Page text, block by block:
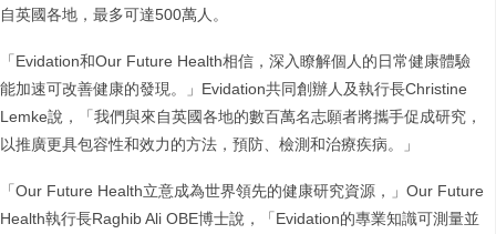
自英國各地，最多可達500萬人。
「Evidation和Our Future Health相信，深入瞭解個人的日常健康體驗
能加速可改善健康的發現。」Evidation共同創辦人及執行長Christine
Lemke說，「我們與來自英國各地的數百萬名志願者將攜手促成研究，
以推廣更具包容性和效力的方法，預防、檢測和治療疾病。」
「Our Future Health立意成為世界領先的健康研究資源，」Our Future
Health執行長Raghib Ali OBE博士說，「Evidation的專業知識可測量並